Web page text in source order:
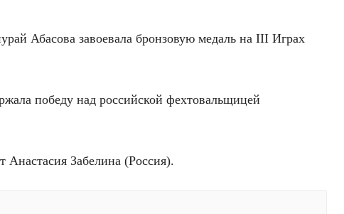
Абасова завоевала бронзовую медаль на III Играх
победу над российской фехтовальщицей
Анастасия Забелина (Россия).